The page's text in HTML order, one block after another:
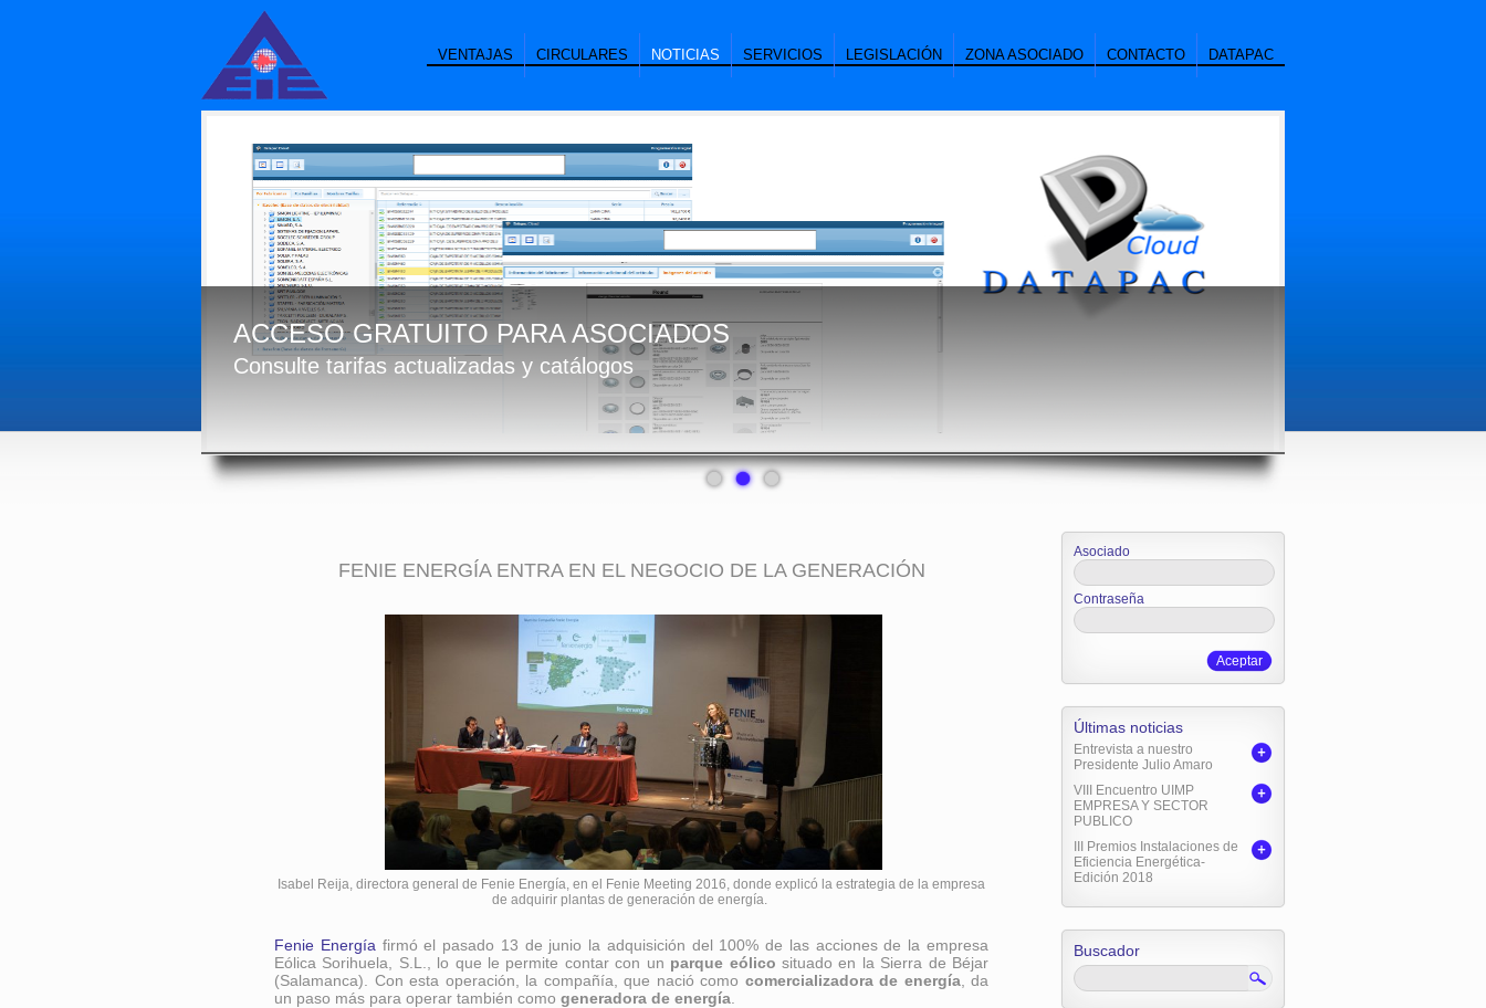
VENTAJAS CIRCULARES NOTICIAS SERVICIOS LEGISLACIÓN ZONA ASOCIADO CONTACTO DATAPAC
ACCESO GRATUITO PARA ASOCIADOS
Consulte tarifas actualizadas y catálogos
FENIE ENERGÍA ENTRA EN EL NEGOCIO DE LA GENERACIÓN
Isabel Reija, directora general de Fenie Energía, en el Fenie Meeting 2016, donde explicó la estrategia de la empresa
de adquirir plantas de generación de energía.
Fenie Energía firmó el pasado 13 de junio la adquisición del 100% de las acciones de la empresa
Eólica Sorihuela, S.L., lo que le permite contar con un parque eólico situado en la Sierra de Béjar
(Salamanca). Con esta operación, la compañía, que nació como comercializadora de energía, da
un paso más para operar también como generadora de energía
Asociado
Contraseña
Aceptar
Últimas noticias
Entrevista a nuestro
Presidente Julio Amaro
VIII Encuentro UIMP
EMPRESA Y SECTOR
PUBLICO
III Premios Instalaciones de
Eficiencia Energética-
Edición 2018
Buscador